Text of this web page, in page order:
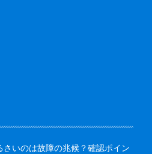
いのは故障の兆候？確認ポイン